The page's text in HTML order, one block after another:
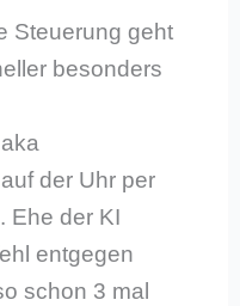
Steuerung geht
besonders
der Uhr per
Ehe der KI
entgegen
schon 3 mal